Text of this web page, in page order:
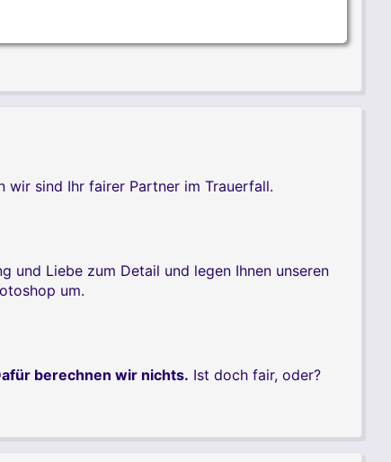
wir sind Ihr fairer Partner im Trauerfall.
und Liebe zum Detail und legen Ihnen unseren
um.
berechnen wir nichts. Ist doch fair, oder?